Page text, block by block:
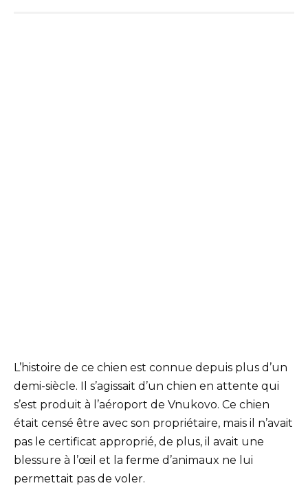
L’histoire de ce chien est connue depuis plus d’un
demi-siècle. Il s’agissait d’un chien en attente qui
s’est produit à l’aéroport de Vnukovo. Ce chien
était censé être avec son propriétaire, mais il n’avait
pas le certificat approprié, de plus, il avait une
blessure à l’œil et la ferme d’animaux ne lui
permettait pas de voler.